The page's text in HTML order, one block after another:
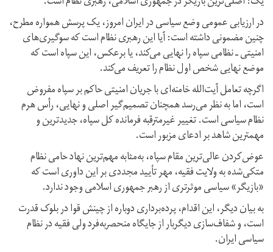
در ارزیابی عمومی وضع سیاسی در ایران امروز، یک پرسش همواره مطرح،
چنین مضمونی داشته است: آیا این رهبری نظام است که سوگیری‌های
امنیتی ـ نظامی سپاه را نهایی می‌کند، یا برعکس، این سپاه است که
موضع نهایی شخص اول نظام را تعریف می‌کند.
اگرچه تعامل آیت‌الله خامنه‌ای با جریان امنیتی حاکم بر سپاه مفروض
است، اما به نظر می‌رسد همچنان تصمیم‌گیر اصلی و نهایی، رأس هرم
نظام سیاسی است. تغییر غیرمترقبه فرمانده کل سپاه، جدیدترین و
مهمترین شاهد بر ادعای مزبور است.
عوض‌کردن عالی‌ترین مقام سپاه، به‌مثابه مهم‌ترین نهاد حامی نظام
متکی‌شده به ولایت فقیه، مهر تأیید مجددی بر این داوری است که
«بازیگر» سیاسی موثرتری از رهبر جمهوری اسلامی وجود ندارد.
به بیان دیگر، این اقدام، پرده‌برداری دوباره از چینش قوا در بلوک قدرت
است، و شفاف‌سازی دیگربار از جایگاه منحصربه‌فرد ولی فقیه در نظام
سیاسی‌ ایران.